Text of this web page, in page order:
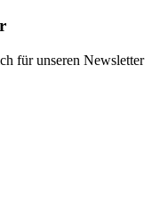
für unseren Newsletter